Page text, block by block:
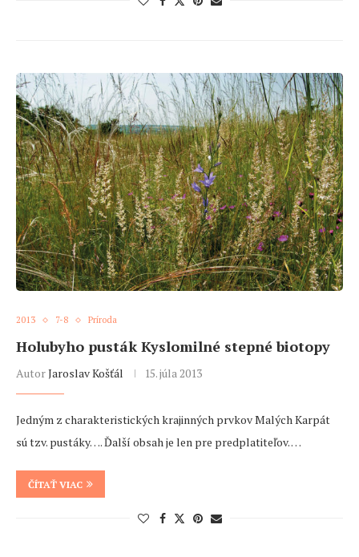
2013 7-8 Príroda
Holubyho pusták Kyslomilné stepné biotopy
AutorJaroslav Košťál 15. júla 2013
Jedným z charakteristických krajinných prvkov Malých Karpát
sú tzv. pustáky…. Ďalší obsah je len pre predplatiteľov. …
ČÍTAŤ VIAC